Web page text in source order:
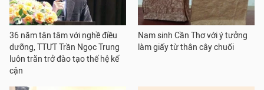
36 năm tận tâm với nghề điều
dưỡng, TTƯT Trần Ngọc Trung
luôn trăn trở đào tạo thế hệ kế
cận
Nam sinh Cần Thơ với ý tưởng
làm giấy từ thân cây chuối